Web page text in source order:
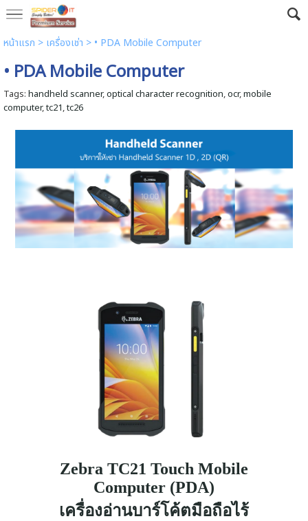
หน้าแรก > เครื่องเช่า > • PDA Mobile Computer
• PDA Mobile Computer
Tags: handheld scanner,optical character recognition,ocr,mobile
computer,tc21,tc26
Zebra TC21 Touch Mobile
Computer (PDA)
เครื่องอ่านบาร์โค้ตมือถือไร้